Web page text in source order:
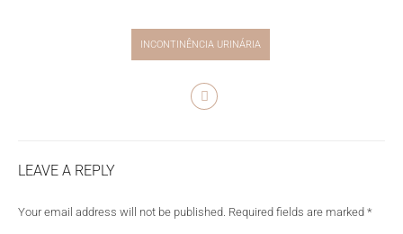
INCONTINÊNCIA URINÁRIA
LEAVE A REPLY
Your email address will not be published. Required fields are marked *